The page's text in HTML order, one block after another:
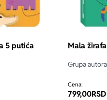
u levo
5 putića Mala
Grupa autora
Cena:
799,00RSD